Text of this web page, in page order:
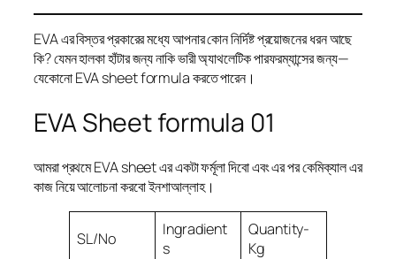
EVA এর বিস্তর প্রকারের মধ্যে আপনার কোন নির্দিষ্ট প্রয়োজনের ধরন আছে
কি? যেমন হালকা হাঁটার জন্য নাকি ভারী অ্যাথলেটিক পারফরম্যান্সের জন্য—
যেকোনো EVA sheet formula করতে পারেন।
EVA Sheet formula 01
আমরা প্রথমে EVA sheet এর একটা ফর্মূলা দিবো এবং এর পর কেমিক্যাল এর
কাজ নিয়ে আলোচনা করবো ইনশাআল্লাহ।
SL/No
Ingradient
s
Quantity-
Kg